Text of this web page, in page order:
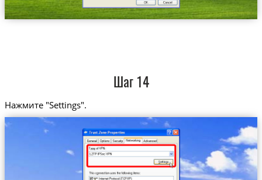
Шаг 14
Нажмите "Settings".